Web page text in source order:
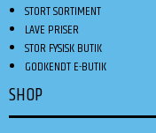
STORT SORTIMENT
LAVE PRISER
STOR FYSISK BUTIK
GODKENDT E-BUTIK
SHOP